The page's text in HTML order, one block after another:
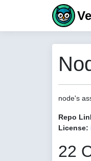
node's
Repo
License:
22